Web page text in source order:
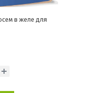
в желе для